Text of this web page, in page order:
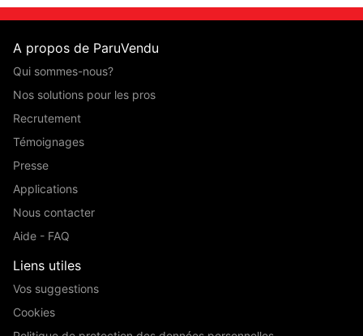
A propos de ParuVendu
Qui sommes-nous?
Nos solutions pour les pros
Recrutement
Témoignages
Presse
Applications
Nous contacter
Aide - FAQ
Liens utiles
Vos suggestions
Cookies